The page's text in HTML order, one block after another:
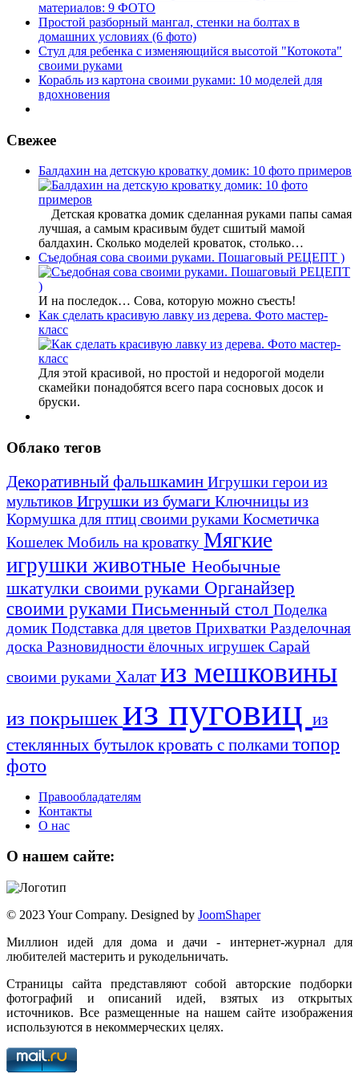
материалов: 9 ФОТО
Простой разборный мангал, стенки на болтах в
домашних условиях (6 фото)
Стул для ребенка с изменяющийся высотой "Котокота"
своими руками
Корабль из картона своими руками: 10 моделей для
вдохновения
Свежее
Балдахин на детскую кроватку домик: 10 фото примеров
Детская кроватка домик сделанная руками папы самая
лучшая, а самым красивым будет сшитый мамой
балдахин. Сколько моделей кроваток, столько…
Съедобная сова своими руками. Пошаговый РЕЦЕПТ )
И на последок… Сова, которую можно съесть!
Как сделать красивую лавку из дерева. Фото мастер-
класс
Для этой красивой, но простой и недорогой модели
скамейки понадобятся всего пара сосновых досок и
бруски.
Облако тегов
Декоративный фальшкамин Игрушки герои из
мультиков Игрушки из бумаги Ключницы из
Кормушка для птиц своими руками Косметичка
Кошелек Мобиль на кроватку Мягкие
игрушки животные Необычные
шкатулки своими руками Органайзер
своими руками Письменный стол Поделка
домик Подставка для цветов Прихватки Разделочная
доска Разновидности ёлочных игрушек Сарай
своими руками Халат из мешковины
из покрышек из пуговиц из
стеклянных бутылок кровать с полками топор
фото
Правообладателям
Контакты
О нас
О нашем сайте:
© 2023 Your Company. Designed by JoomShaper
Миллион идей для дома и дачи - интернет-журнал для
любителей мастерить и рукодельничать.
Страницы сайта представляют собой авторские подборки
фотографий и описаний идей, взятых из открытых
источников. Все размещенные на нашем сайте изображения
используются в некоммерческих целях.